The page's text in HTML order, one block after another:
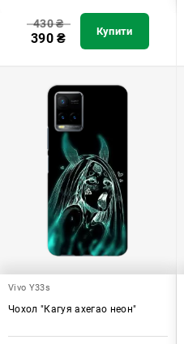
430₴
390₴ Купити
Vivo Y33s
Чохол "Кагуя ахегао неон"